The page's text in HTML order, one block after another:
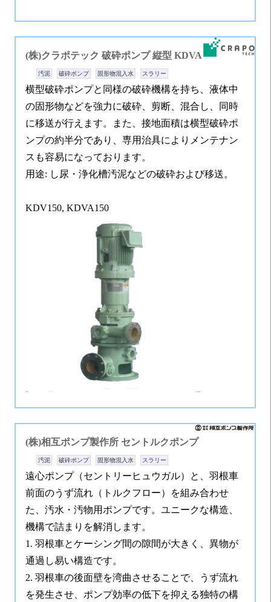
(株)クラポテック 破砕ポンプ 縦型 KDVA
汚泥 破砕ポンプ 固形物混入水 スラリー
横型破砕ポンプと同様の破砕機構を持ち、液体中
の固形物などを強力に破砕、剪断、混合し、同時
に移送が行えます。また、接地面積は横型破砕ポ
ンプの約半分であり、専用治具によりメンテナン
スも容易になっております。
用途: し尿・浄化槽汚泥などの破砕および移送。
KDV150, KDVA150
(株)相互ポンプ製作所 セントルクポンプ
汚泥 破砕ポンプ 固形物混入水 スラリー
遠心ポンプ（セントリーヒュウガル）と、羽根車
前面のうず流れ（トルクフロー）を組み合わせ
た、汚水・汚物用ポンプです。ユニークな構造、
機構で詰まりを解消します。
1. 羽根車とケーシング間の隙間が大きく、異物が
通過し易い構造です。
2. 羽根車の後面壁を湾曲させることで、うず流れ
を発生させ、ポンプ効率の低下を抑える独特の構